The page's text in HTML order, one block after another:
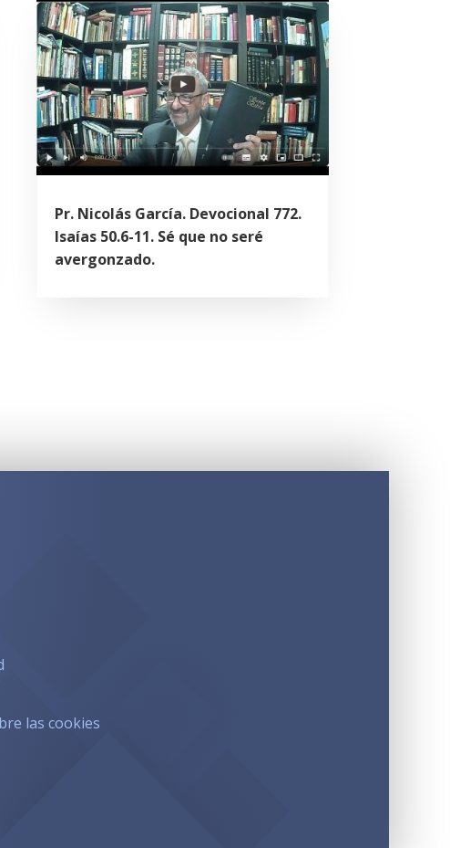
Pr. Nicolás García. Devocional 772.
Isaías 50.6-11. Sé que no seré
avergonzado.
las cookies